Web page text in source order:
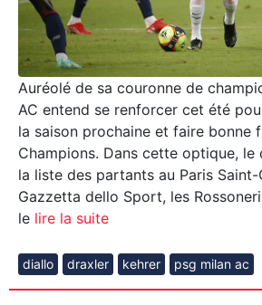
Auréolé de sa couronne de
AC entend se renforcer cet été
la saison prochaine et faire bonne
Champions. Dans cette optique, le
la liste des partants au Paris Saint-
Gazzetta dello Sport, les
le lire la suite
diallo draxler kehrer psg milan ac